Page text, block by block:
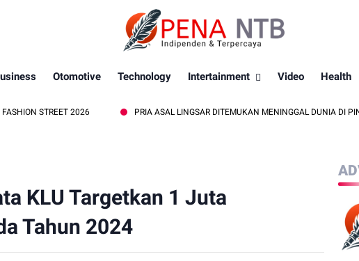
Otomotive Technology Intertainment Video Health
2026 PRIA ASAL LINGSAR DITEMUKAN MENINGGAL DUNIA DI PINGGIR KALI
KLU Targetkan 1 Juta
Tahun 2024